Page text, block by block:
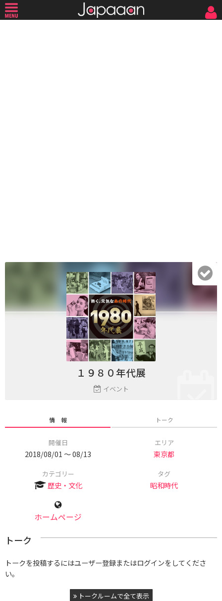
１９８０年代展
イベント
情 報 トーク
開催日
2018/08/01 〜 08/13
エリア
東京都
カテゴリー
歴史・文化
タグ
昭和時代
ホームページ
トーク
トークを投稿するにはユーザー登録またはログインをしてくださ
い。
トークルームで全て表示